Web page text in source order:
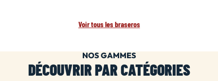
Voir tous les braseros
NOS GAMMES
DÉCOUVRIR PAR CATÉGORIES